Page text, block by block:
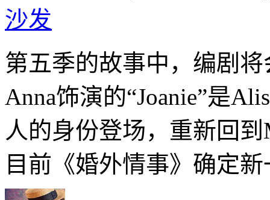
沙发
第五季的故事中，编剧
Anna饰演的“Joanie”是
人的身份登场，重新回
目前《婚外情事》确定